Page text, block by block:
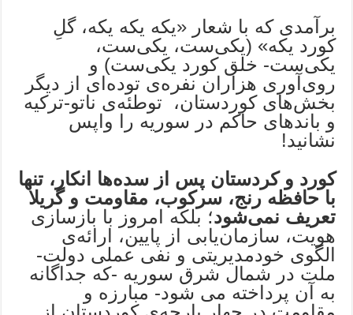
برآمدی که با شعار «یکه یکه یکه، گل‌ِ
کورد یکه» ‌(یکی‌ست، یکی‌ست،
یکی‌ست- خلق کورد یکی‌ست) و
روی‌آوری هزاران نفره‌ی توده‌ای از دیگر
بخش‌های کوردستان، توطئه‌ی ناتو-ترکیه
و باندهای حاکم در سوریه را واپس
نشانید!
کورد و کردستان پس از سده‌ها انکار، تنها
با حافظه رنج، سرکوب، مقاومت و گریلا
تعریف نمی‌شود؛ بلکه امروز با بازسازی
هویت، سازمان‌یابی از پایین، ارائه‌ی
الگوی خودمدیریتی و نفی عملی دولت-
ملت در شمال شرق سوریه -که جداگانه
به آن پرداخته می شود- مبارزه و